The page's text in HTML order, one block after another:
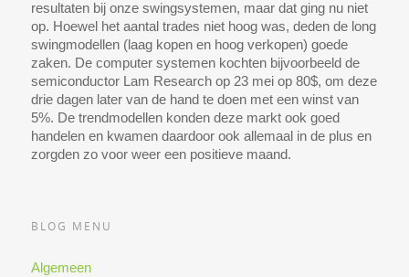
resultaten bij onze swingsystemen, maar dat ging nu niet
op. Hoewel het aantal trades niet hoog was, deden de long
swingmodellen (laag kopen en hoog verkopen) goede
zaken. De computer systemen kochten bijvoorbeeld de
semiconductor Lam Research op 23 mei op 80$, om deze
drie dagen later van de hand te doen met een winst van
5%. De trendmodellen konden deze markt ook goed
handelen en kwamen daardoor ook allemaal in de plus en
zorgden zo voor weer een positieve maand.
BLOG MENU
Algemeen